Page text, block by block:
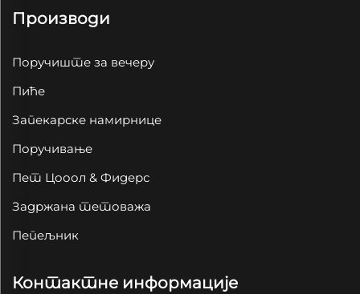
Производи
Поручиште за вечеру
Пиће
Запекарске намирнице
Поручивање
Пет Цооол & Фидерс
Задржана тетоважа
Пепељник
Контактне информације